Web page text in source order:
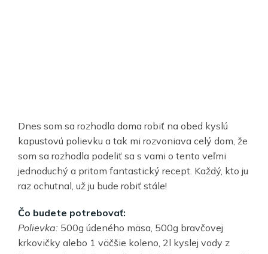
Dnes som sa rozhodla doma robiť na obed kyslú
kapustovú polievku a tak mi rozvoniava celý dom, že
som sa rozhodla podeliť sa s vami o tento veľmi
jednoduchý a pritom fantastický recept. Každý, kto ju
raz ochutnal, už ju bude robiť stále!
Čo budete potrebovať:
Polievka: 500g údeného mäsa, 500g bravčovej
krkovičky alebo 1 väčšie koleno, 2l kyslej vody z